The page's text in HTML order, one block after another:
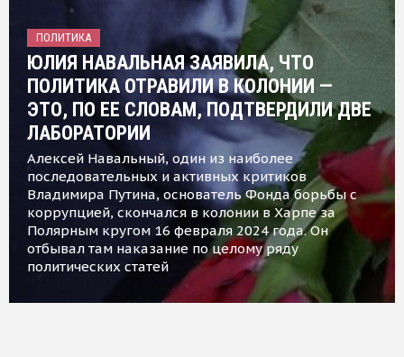
ПОЛИТИКА
ЮЛИЯ НАВАЛЬНАЯ ЗАЯВИЛА, ЧТО
ПОЛИТИКА ОТРАВИЛИ В КОЛОНИИ —
ЭТО, ПО ЕЕ СЛОВАМ, ПОДТВЕРДИЛИ ДВЕ
ЛАБОРАТОРИИ
Алексей Навальный, один из наиболее
последовательных и активных критиков
Владимира Путина, основатель Фонда борьбы с
коррупцией, скончался в колонии в Харпе за
Полярным кругом 16 февраля 2024 года. Он
отбывал там наказание по целому ряду
политических статей